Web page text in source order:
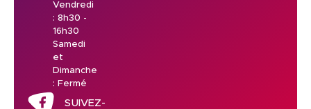
Vendredi
: 8h30 -
16h30
Samedi
et
Dimanche
: Fermé
SUIVEZ-